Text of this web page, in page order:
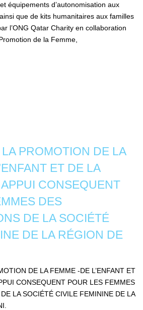
équipements d’autonomisation aux
que de kits humanitaires aux familles
l’ONG Qatar Charity en collaboration
de la Femme,
PROMOTION DE LA
ET DE LA
CONSEQUENT
DES
DE LA SOCIÉTÉ
DE LA RÉGION DE
DE LA FEMME -DE L’ENFANT ET
CONSEQUENT POUR LES FEMMES
LA SOCIÉTÉ CIVILE FEMININE DE LA